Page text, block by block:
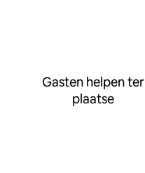
Gasten helpen ter
plaatse